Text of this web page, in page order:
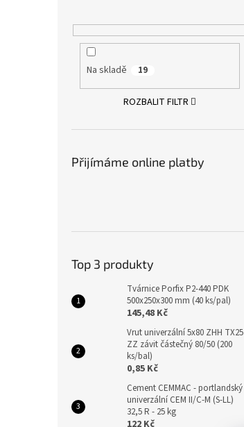
Na skladě 19
ROZBALIT FILTR
Přijímáme online platby
Top 3 produkty
Tvárnice Porfix P2-440 PDK
500x250x300 mm (40 ks/pal)
145,48 Kč
Vrut univerzální 5x80 ZHH TX25
ZZ závit částečný 80/50 (200
ks/bal)
0,85 Kč
Cement CEMMAC - portlandský
univerzální CEM II/C-M (S-LL)
32,5 R - 25 kg
122 Kč